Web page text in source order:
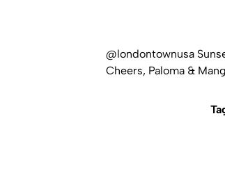
@londontownusa
Cheers, Paloma &